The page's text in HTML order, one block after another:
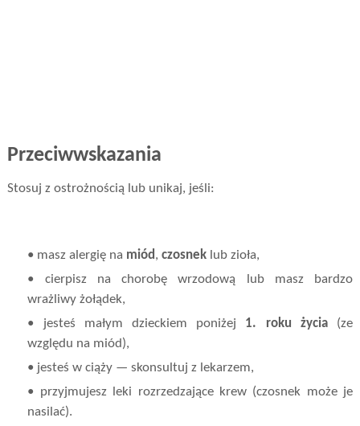
Przeciwwskazania
Stosuj z ostrożnością lub unikaj, jeśli:
• masz alergię na miód,czosnek lub zioła,
• cierpisz na chorobę wrzodową lub masz bardzo
wrażliwy żołądek,
• jesteś małym dzieckiem poniżej 1. roku życia(ze
względu na miód),
• jesteś w ciąży — skonsultuj z lekarzem,
• przyjmujesz leki rozrzedzające krew (czosnek może je
nasilać).